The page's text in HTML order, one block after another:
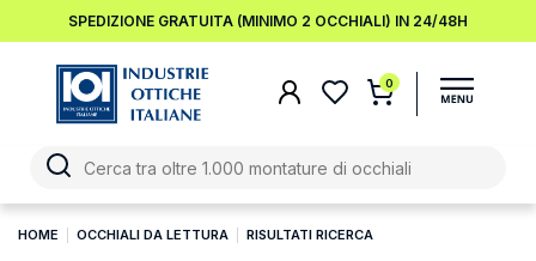
SPEDIZIONE GRATUITA (MINIMO 2 OCCHIALI) IN 24/48H
0
HOME OCCHIALI DA LETTURA RISULTATI RICERCA